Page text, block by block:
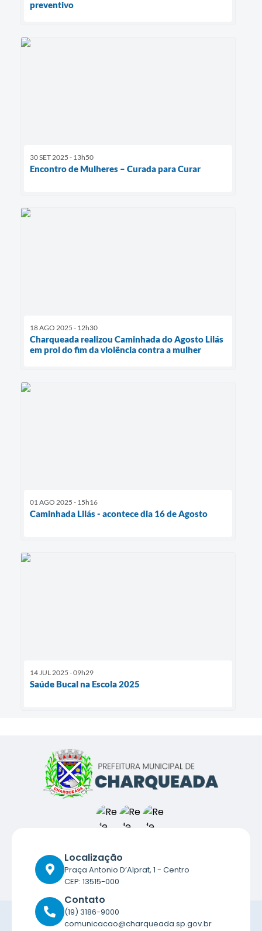
preventivo
30 SET 2025 - 13h50
Encontro de Mulheres – Curada para Curar
18 AGO 2025 - 12h30
Charqueada realizou Caminhada do Agosto Lilás
em prol do fim da violência contra a mulher
01 AGO 2025 - 15h16
Caminhada Lilás - acontece dia 16 de Agosto
14 JUL 2025 - 09h29
Saúde Bucal na Escola 2025
Localização
Praça Antonio D’Alprat, 1 - Centro
CEP: 13515-000
Contato
(19) 3186-9000
comunicacao@charqueada.sp.gov.br